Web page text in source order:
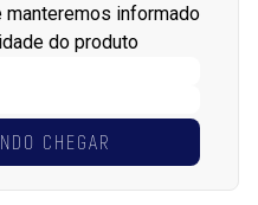
manteremos informado
do produto
CHEGAR